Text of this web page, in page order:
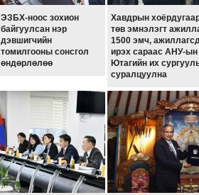
ЭЗБХ-ноос зохион
байгуулсан нэр
дэвшигчийн
томилгооны сонсгол
өндөрлөлөө
Хавдрын
төв эмнэлэгт
1500 эмч,
ирэх сараас АНУ-ын
Ютагийн их
суралцуулна